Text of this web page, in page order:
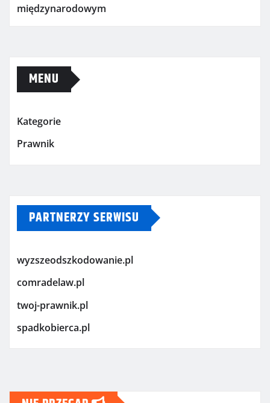
międzynarodowym
MENU
Kategorie
Prawnik
PARTNERZY SERWISU
wyzszeodszkodowanie.pl
comradelaw.pl
twoj-prawnik.pl
spadkobierca.pl